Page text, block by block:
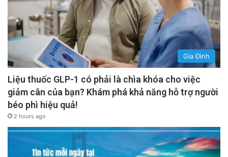
Gia Đình
Liệu thuốc GLP-1 có phải là chìa khóa cho việc
giảm cân của bạn? Khám phá khả năng hỗ trợ người
béo phì hiệu quả!
2 hours ago